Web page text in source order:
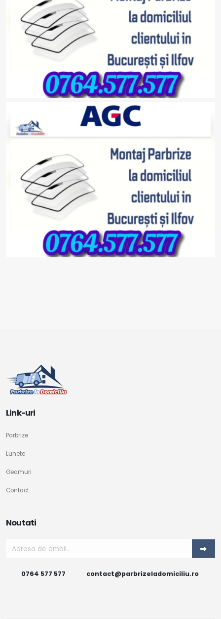
Link-uri
Parbrize
Lunete
Geamuri
Contact
Noutati
0764 577 577 contact@parbrizeladomiciliu.ro